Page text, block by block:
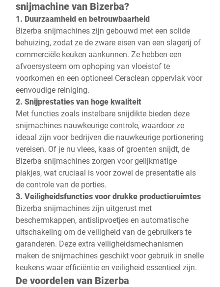
snijmachine van Bizerba?
1. Duurzaamheid en betrouwbaarheid
Bizerba snijmachines zijn gebouwd met een solide
behuizing, zodat ze de zware eisen van een slagerij of
commerciële keuken aankunnen. Ze hebben een
afvoersysteem om ophoping van vloeistof te
voorkomen en een optioneel Ceraclean oppervlak voor
eenvoudige reiniging.
2. Snijprestaties van hoge kwaliteit
Met functies zoals instelbare snijdikte bieden deze
snijmachines nauwkeurige controle, waardoor ze
ideaal zijn voor bedrijven die nauwkeurige portionering
vereisen. Of je nu vlees, kaas of groenten snijdt, de
Bizerba snijmachines zorgen voor gelijkmatige
plakjes, wat cruciaal is voor zowel de presentatie als
de controle van de porties.
3. Veiligheidsfuncties voor drukke productieruimtes
Bizerba snijmachines zijn uitgerust met
beschermkappen, antislipvoetjes en automatische
uitschakeling om de veiligheid van de gebruikers te
garanderen. Deze extra veiligheidsmechanismen
maken de snijmachines geschikt voor gebruik in snelle
keukens waar efficiëntie en veiligheid essentieel zijn.
De voordelen van Bizerba